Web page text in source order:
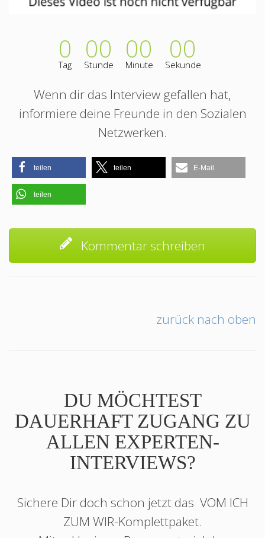
0
Tag 00
Stunde 00
Minute 00
Sekunde
Wenn dir das Interview gefallen hat,
informiere deine Freunde in den Sozialen
Netzwerken.
teilen teilen E-Mail
teilen
Kommentar schreiben
zurück nach oben
DU MÖCHTEST
DAUERHAFT ZUGANG ZU
ALLEN EXPERTEN-
INTERVIEWS?
Sichere Dir doch schon jetzt das VOM ICH
ZUM WIR-Komplettpaket.